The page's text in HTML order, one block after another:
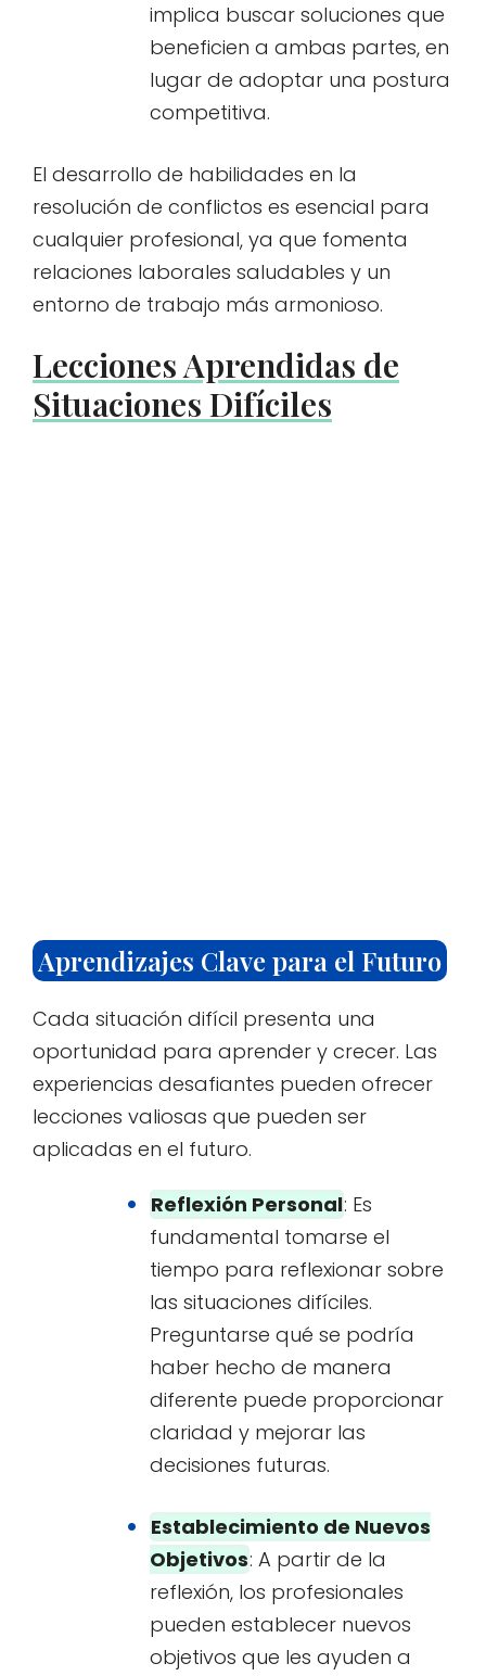
implica buscar soluciones que
beneficien a ambas partes, en
lugar de adoptar una postura
competitiva.
El desarrollo de habilidades en la
resolución de conflictos es esencial para
cualquier profesional, ya que fomenta
relaciones laborales saludables y un
entorno de trabajo más armonioso.
Lecciones Aprendidas de
Situaciones Difíciles
Aprendizajes Clave para el Futuro
Cada situación difícil presenta una
oportunidad para aprender y crecer. Las
experiencias desafiantes pueden ofrecer
lecciones valiosas que pueden ser
aplicadas en el futuro.
Reflexión Personal: Es
fundamental tomarse el
tiempo para reflexionar sobre
las situaciones difíciles.
Preguntarse qué se podría
haber hecho de manera
diferente puede proporcionar
claridad y mejorar las
decisiones futuras.
Establecimiento de Nuevos
Objetivos: A partir de la
reflexión, los profesionales
pueden establecer nuevos
objetivos que les ayuden a